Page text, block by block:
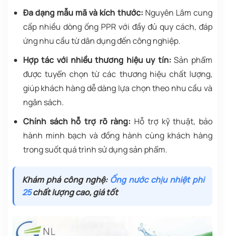
Đa dạng mẫu mã và kích thước: Nguyên Lâm cung
cấp nhiều dòng ống PPR với đầy đủ quy cách, đáp
ứng nhu cầu từ dân dụng đến công nghiệp.
Hợp tác với nhiều thương hiệu uy tín: Sản phẩm
được tuyển chọn từ các thương hiệu chất lượng,
giúp khách hàng dễ dàng lựa chọn theo nhu cầu và
ngân sách.
Chính sách hỗ trợ rõ ràng: Hỗ trợ kỹ thuật, bảo
hành minh bạch và đồng hành cùng khách hàng
trong suốt quá trình sử dụng sản phẩm.
Khám phá công nghệ: Ống nước chịu nhiệt phi
25chất lượng cao, giá tốt